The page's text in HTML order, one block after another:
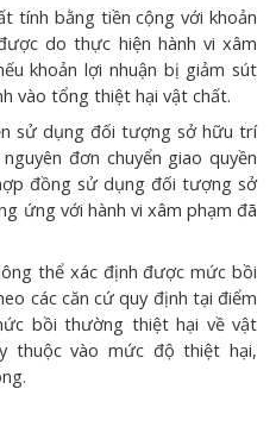
bằng tiền cộng với khoản
do thực hiện hành vi xâm
khoản lợi nhuận bị giảm sút
vào tổng thiệt hại vật chất.
dụng đối tượng sở hữu trí
đơn chuyển giao quyền
đồng sử dụng đối tượng sở
ứng với hành vi xâm phạm đã
thể xác định được mức bồi
các căn cứ quy định tại điểm
bồi thường thiệt hại về vật
thuộc vào mức độ thiệt hại,